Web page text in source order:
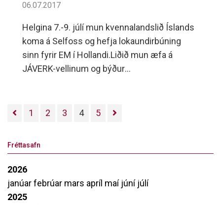
06.07.2017
Helgina 7.-9. júlí mun kvennalandslið Íslands
koma á Selfoss og hefja lokaundirbúning
sinn fyrir EM í Hollandi.Liðið mun æfa á
JÁVERK-vellinum og býður
1
2 3 4 5
Fréttasafn
2026
janúarfebrúar mars apríl maí júní júlí
2025